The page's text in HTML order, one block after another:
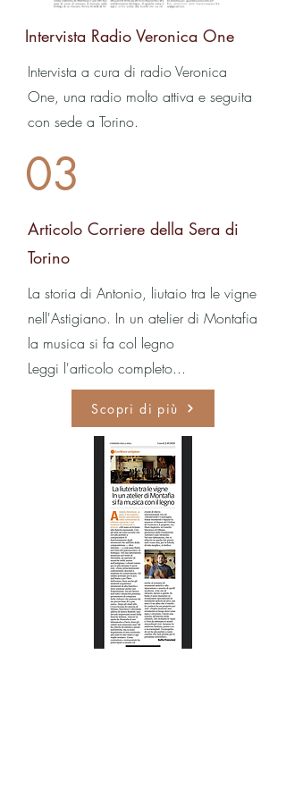
Intervista Radio Veronica One
Intervista a cura di radio Veronica
One, una radio molto attiva e seguita
con sede a Torino.
03
Articolo Corriere della Sera di
Torino
La storia di Antonio, liutaio tra le vigne
nell'Astigiano. In un atelier di Montafia
la musica si fa col legno
Leggi l'articolo completo...
Scopri di più